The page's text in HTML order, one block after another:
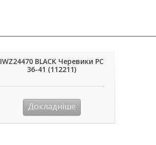
IWZ24470 BLACK Черевики РС
36-41 (112211)
Докладніше